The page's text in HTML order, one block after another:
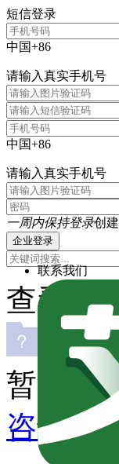
短信登录
中国+86
请输入真实手机号
中国+86
请输入真实手机号
一周内保持登录创
企业登录
联系我们
查看主题
暂无匹
咨询其